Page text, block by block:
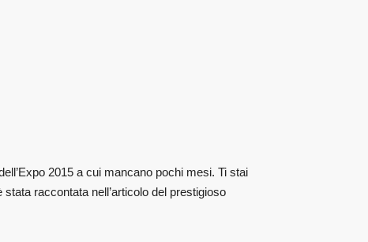
2015 a cui mancano pochi mesi. Ti stai
raccontata nell’articolo del prestigioso